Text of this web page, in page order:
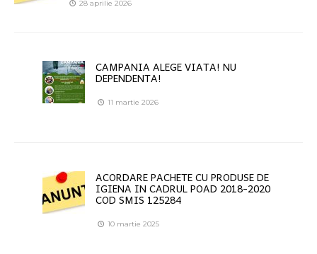
28 aprilie 2026
CAMPANIA ALEGE VIATA! NU
DEPENDENTA!
11 martie 2026
ACORDARE PACHETE CU PRODUSE DE
IGIENA IN CADRUL POAD 2018-2020
COD SMIS 125284
10 martie 2025